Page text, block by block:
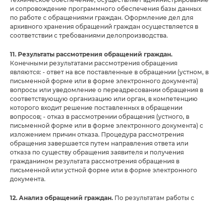
и сопровождение программного обеспечения базы данных
по работе с обращениями граждан. Оформление дел для
архивного хранения обращений граждан осуществляется в
соответствии с требованиями делопроизводства.
11. Результаты рассмотрения обращений граждан.
Конечными результатами рассмотрения обращения
являются: - ответ на все поставленные в обращении (устном, в
письменной форме или в форме электронного документа)
вопросы или уведомление о переадресовании обращения в
соответствующую организацию или орган, в компетенцию
которого входит решение поставленных в обращении
вопросов; - отказ в рассмотрении обращения (устного, в
письменной форме или в форме электронного документа) с
изложением причин отказа. Процедура рассмотрения
обращения завершается путем направления ответа или
отказа по существу обращения заявителя и получения
гражданином результата рассмотрения обращения в
письменной или устной форме или в форме электронного
документа.
12. Анализ обращений граждан. По результатам работы с